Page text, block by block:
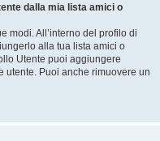
dalla mia lista amici o
modi. All’interno del profilo di
alla tua lista amici o
Utente puoi aggiungere
utente. Puoi anche rimuovere un